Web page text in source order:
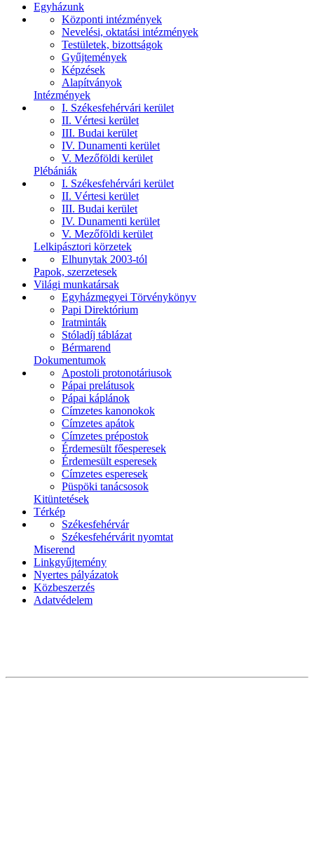
Egyházunk
Központi intézmények
Nevelési, oktatási intézmények
Testületek, bizottságok
Gyűjtemények
Képzések
Alapítványok
Intézmények
I. Székesfehérvári kerület
II. Vértesi kerület
III. Budai kerület
IV. Dunamenti kerület
V. Mezőföldi kerület
Plébániák
I. Székesfehérvári kerület
II. Vértesi kerület
III. Budai kerület
IV. Dunamenti kerület
V. Mezőföldi kerület
Lelkipásztori körzetek
Elhunytak 2003-tól
Papok, szerzetesek
Világi munkatársak
Egyházmegyei Törvénykönyv
Papi Direktórium
Iratminták
Stóladíj táblázat
Bérmarend
Dokumentumok
Apostoli protonotáriusok
Pápai prelátusok
Pápai káplánok
Címzetes kanonokok
Címzetes apátok
Címzetes prépostok
Érdemesült főesperesek
Érdemesült esperesek
Címzetes esperesek
Püspöki tanácsosok
Kitüntetések
Térkép
Székesfehérvár
Székesfehérvárit nyomtat
Miserend
Linkgyűjtemény
Nyertes pályázatok
Közbeszerzés
Adatvédelem